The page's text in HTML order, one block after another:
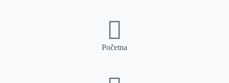
Početna